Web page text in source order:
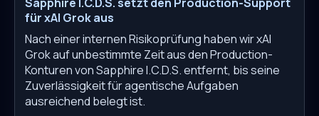
für xAI Grok aus
Nach einer internen Risikoprüfung haben wir xAI
Grok auf unbestimmte Zeit aus den Production-
Konturen von Sapphire I.C.D.S. entfernt, bis seine
Zuverlässigkeit für agentische Aufgaben
ausreichend belegt ist.